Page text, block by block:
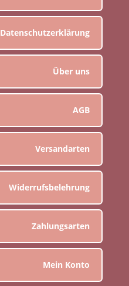
Datenschutzerklärung
Über uns
AGB
Versandarten
Widerrufsbelehrung
Zahlungsarten
Mein Konto